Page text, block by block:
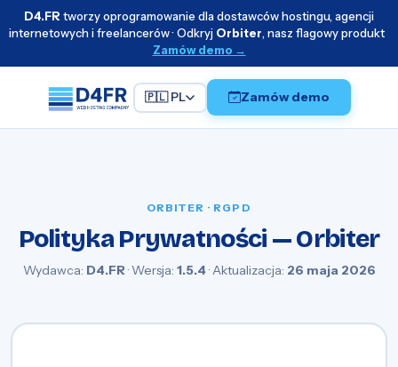
D4.FR tworzy oprogramowanie dla dostawców hostingu, agencji
internetowych i freelancerów · Odkryj Orbiter, nasz flagowy produkt
Zamów demo →
🇵🇱 PL Zamów demo
ORBITER · RGPD
Polityka Prywatności — Orbiter
Wydawca: D4.FR· Wersja: 1.5.4· Aktualizacja: 26 maja 2026